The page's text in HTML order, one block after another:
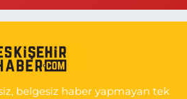
CAD. NO:35 A HAVA HASTANESİ
AİLE SAĞLIĞI MERKEZİ KARŞISI
Tarifi Al
belgesiz haber yapmayan tek